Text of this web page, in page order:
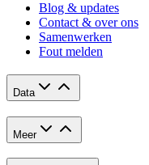
Blog & updates
Contact & over ons
Samenwerken
Fout melden
Data
Meer